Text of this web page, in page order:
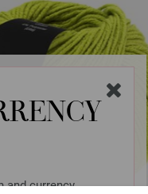
and currency.